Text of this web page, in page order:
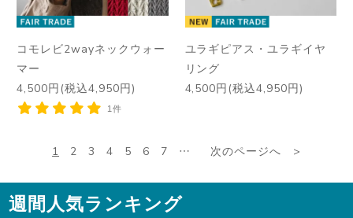
コモレビ2wayネックウォー
マー
4,500円(税込4,950円)
1件
ユラギピアス・ユラギイヤ
リング
4,500円(税込4,950円)
1 2 3 4 5 6 7 … 次のページへ
週間人気ランキング